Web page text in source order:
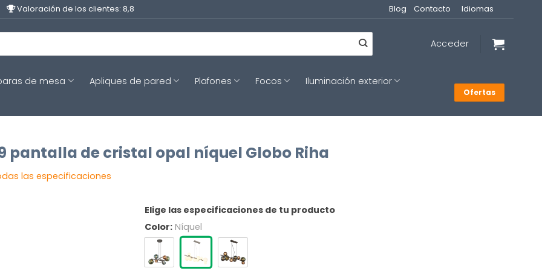
Valoración de los clientes: 8,8 Blog Contacto Idiomas
Acceder
de mesa Apliques de pared Plafones Focos
Iluminación exterior
Ofertas
de cristal opal níquel Globo Riha
las especificaciones
Elige las especificaciones de tu producto
Color: Níquel